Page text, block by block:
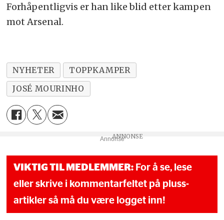
Forhåpentligvis er han like blid etter kampen
mot Arsenal.
NYHETER
TOPPKAMPER
JOSÉ MOURINHO
Annonse
VIKTIG TIL MEDLEMMER: For å se, lese
eller skrive i kommentarfeltet på pluss-
artikler så må du være logget inn!